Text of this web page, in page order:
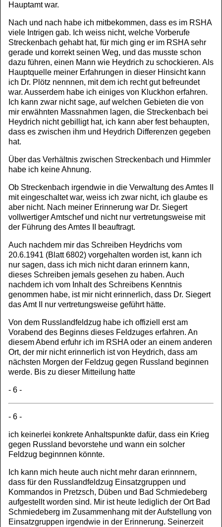
Hauptamt war.
Nach und nach habe ich mitbekommen, dass es im RSHA
viele Intrigen gab. Ich weiss nicht, welche Vorberufe
Streckenbach gehabt hat, für mich ging er im RSHA sehr
gerade und korrekt seinen Weg, und das musste schon
dazu führen, einen Mann wie Heydrich zu schockieren. Als
Hauptquelle meiner Erfahrungen in dieser Hinsicht kann
ich Dr. Plötz nennnen, mit dem ich recht gut befreundet
war. Ausserdem habe ich einiges von Kluckhon erfahren.
Ich kann zwar nicht sage, auf welchen Gebieten die von
mir erwähnten Massnahmen lagen, die Streckenbach bei
Heydrich nicht gebilligt hat, ich kann aber fest behaupten,
dass es zwischen ihm und Heydrich Differenzen gegeben
hat.
Über das Verhältnis zwischen Streckenbach und Himmler
habe ich keine Ahnung.
Ob Streckenbach irgendwie in die Verwaltung des Amtes II
mit eingeschaltet war, weiss ich zwar nicht, ich glaube es
aber nicht. Nach meiner Erinnerung war Dr. Siegert
vollwertiger Amtschef und nicht nur vertretungsweise mit
der Führung des Amtes II beauftragt.
Auch nachdem mir das Schreiben Heydrichs vom
20.6.1941 (Blatt 6802) vorgehalten worden ist, kann ich
nur sagen, dass ich mich nicht daran erinnern kann,
dieses Schreiben jemals gesehen zu haben. Auch
nachdem ich vom Inhalt des Schreibens Kenntnis
genommen habe, ist mir nicht erinnerlich, dass Dr. Siegert
das Amt II nur vertretungsweise geführt hätte.
Von dem Russlandfeldzug habe ich offiziell erst am
Vorabend des Beginns dieses Feldzuges erfahren. An
diesem Abend erfuhr ich im RSHA oder an einem anderen
Ort, der mir nicht erinnerlich ist von Heydrich, dass am
nächsten Morgen der Feldzug gegen Russland beginnen
werde. Bis zu dieser Mitteilung hatte
- 6 -
- 6 -
ich keinerlei konkrete Anhaltspunkte dafür, dass ein Krieg
gegen Russland bevorstehe und wann ein solcher
Feldzug beginnnen könnte.
Ich kann mich heute auch nicht mehr daran erinnnern,
dass für den Russlandfeldzug Einsatzgruppen und
Kommandos in Pretzsch, Düben und Bad Schmiedeberg
aufgestellt worden sind. Mir ist heute lediglich der Ort Bad
Schmiedeberg im Zusammenhang mit der Aufstellung von
Einsatzgruppen irgendwie in der Erinnerung. Seinerzeit